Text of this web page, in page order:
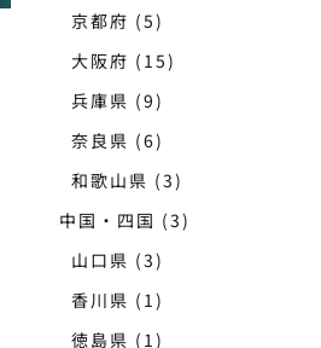
京都府 (5)
大阪府 (15)
兵庫県 (9)
奈良県 (6)
和歌山県 (3)
中国・四国 (3)
山口県 (3)
香川県 (1)
徳島県 (1)